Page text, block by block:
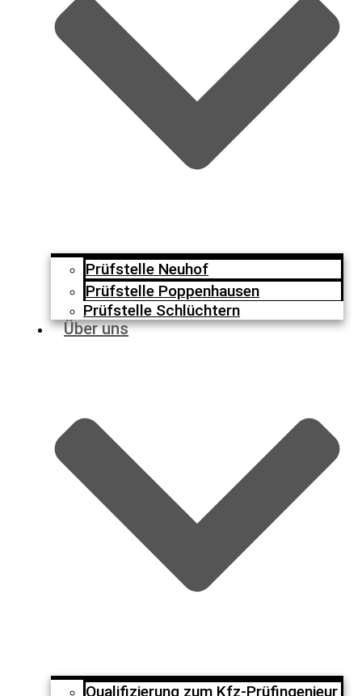
Prüfstelle Neuhof
Prüfstelle Poppenhausen
Prüfstelle Schlüchtern
Über uns
Qualifizierung zum Kfz-Prüfingenieur